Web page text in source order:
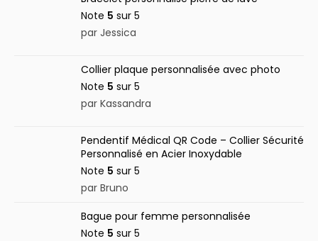
Note 5 sur 5
par Jessica
Collier plaque personnalisée avec photo
Note 5 sur 5
par Kassandra
Pendentif Médical QR Code – Collier Sécurité
Personnalisé en Acier Inoxydable
Note 5 sur 5
par Bruno
Bague pour femme personnalisée
Note 5 sur 5